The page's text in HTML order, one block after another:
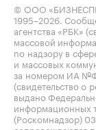
© ООО
1995–2026 .
агентства «РБК»
массовой
по надзору в
и массовых
за номером ИА
(свидетельство о
выдано
информационных
(Роскомнадзор)